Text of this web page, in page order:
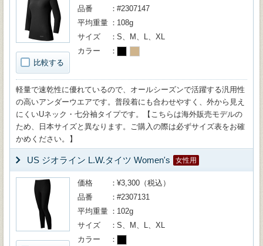
比較する
品番
#2307147
平均重量
108g
サイズ
S、M、L、XL
カラー
軽量で速乾性に優れているので、オールシーズンで活躍する汎用性
の高いアンダーウエアです。普段着にも合わせやすく、外から見え
にくいUネック・七分袖タイプです。【こちらは海外販売モデルの
ため、日本サイズと異なります。ご購入の際は必ずサイズ表をお確
かめください。】
US ジオライン L.W.タイツ Women's 女性用
価格
¥3,300（税込）
品番
#2307131
平均重量
102g
サイズ
S、M、L、XL
カラー